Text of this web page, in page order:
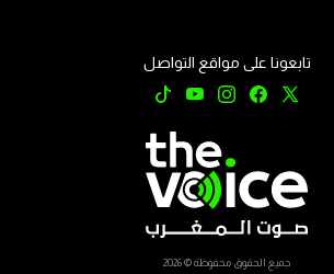
تابعونا على مواقع التواصل
جميع الحقوق محفوظة © 2026